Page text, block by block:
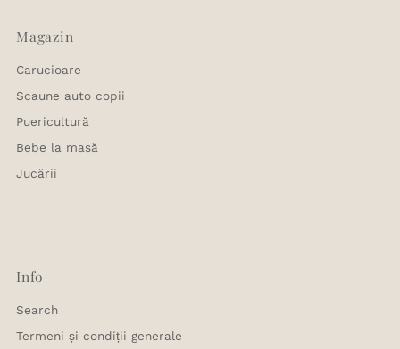
Magazin
Carucioare
Scaune auto copii
Puericultură
Bebe la masă
Jucării
Info
Search
Termeni și condiții generale